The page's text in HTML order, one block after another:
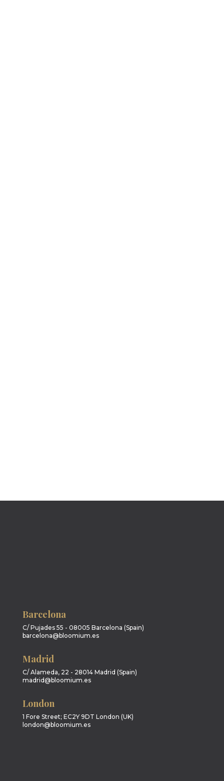
Barcelona
C/ Pujades 55 - 08005 Barcelona (Spain)
barcelona@bloomium.es
Madrid
C/ Alameda, 22 - 28014 Madrid (Spain)
madrid@bloomium.es
London
1 Fore Street; EC2Y 9DT London (UK)
london@bloomium.es